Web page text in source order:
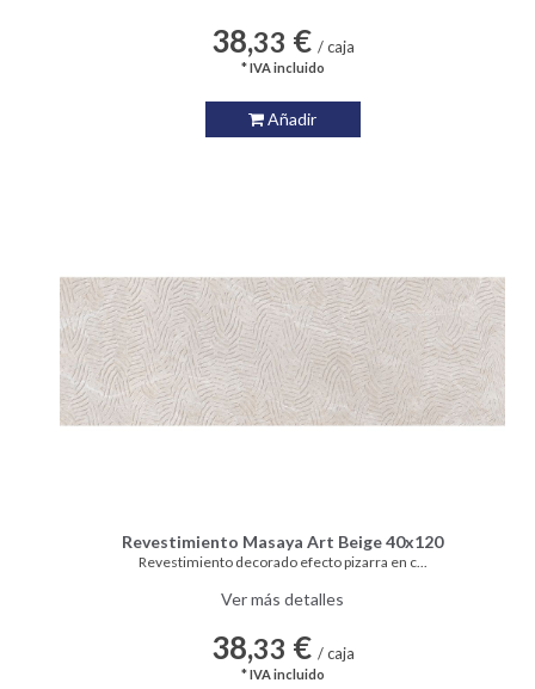
38,33 € / caja
* IVA incluido
Añadir
Revestimiento Masaya Art Beige 40x120
Revestimiento decorado efecto pizarra en c...
Ver más detalles
38,33 € / caja
* IVA incluido